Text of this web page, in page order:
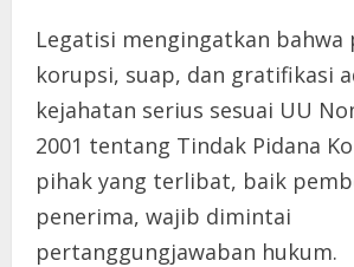
Legatisi mengingatkan
korupsi, suap, dan gratifikasi
kejahatan serius sesuai UU
2001 tentang Tindak Pidana
pihak yang terlibat, baik
penerima, wajib dimintai
pertanggungjawaban hukum.